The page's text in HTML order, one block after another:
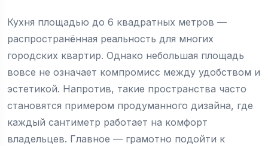
Кухня площадью до 6 квадратных метров —
распространённая реальность для многих
городских квартир. Однако небольшая площадь
вовсе не означает компромисс между удобством и
эстетикой. Напротив, такие пространства часто
становятся примером продуманного дизайна, где
каждый сантиметр работает на комфорт
владельцев. Главное — грамотно подойти к